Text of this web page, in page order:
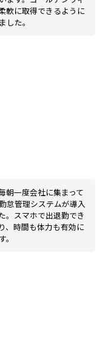
軟に取得できるように
た。
朝一度会社に集まって
怠管理システムが導入
。スマホで出退勤でき
、時間も体力も有効に